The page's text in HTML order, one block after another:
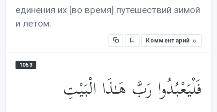
единения их [во время] путешествий зимой
и летом.
Комментарий
106:3
فَلْيَعْبُدُوا رَبَّ هَـٰذَا الْبَيْتِ